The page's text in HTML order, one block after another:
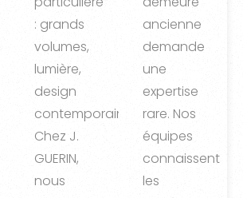
: grands
volumes,
lumière,
design
contemporain.
Chez J.
GUERIN,
nous
ancienne
demande
une
expertise
rare. Nos
équipes
connaissent
les